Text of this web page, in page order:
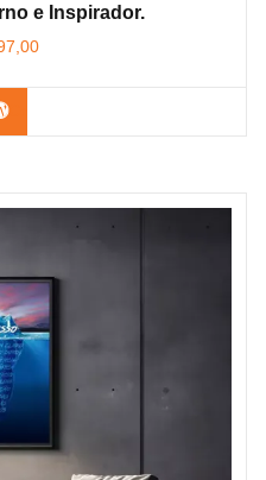
e Inspirador.
Confira os modelos